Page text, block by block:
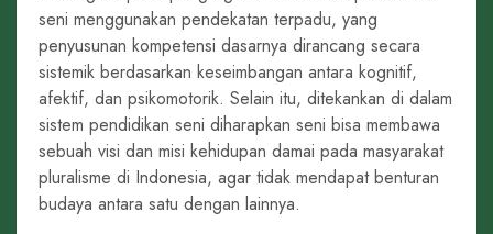
seni menggunakan pendekatan terpadu, yang
penyusunan kompetensi dasarnya dirancang secara
sistemik berdasarkan keseimbangan antara kognitif,
afektif, dan psikomotorik. Selain itu, ditekankan di dalam
sistem pendidikan seni diharapkan seni bisa membawa
sebuah visi dan misi kehidupan damai pada masyarakat
pluralisme di Indonesia, agar tidak mendapat benturan
budaya antara satu dengan lainnya.